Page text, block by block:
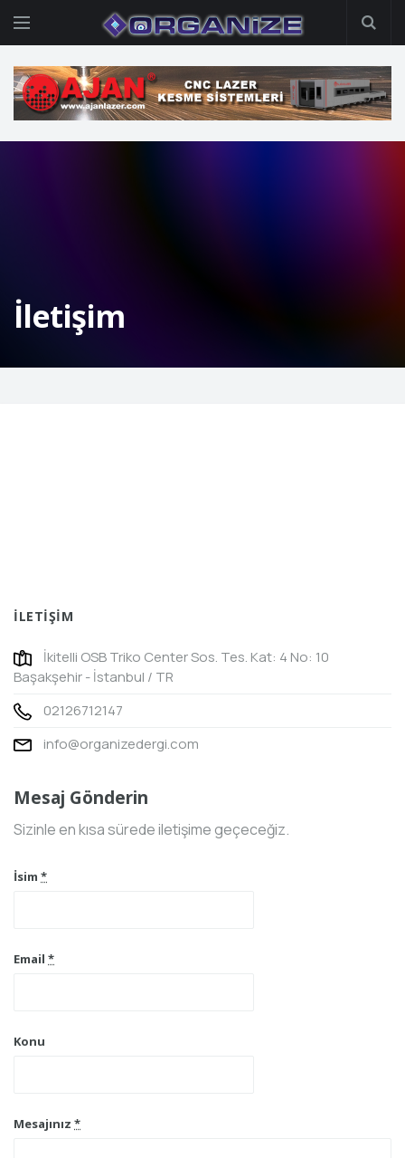
İletişim
İLETİŞİM
İkitelli OSB Triko Center Sos. Tes. Kat: 4 No: 10
Başakşehir - İstanbul / TR
02126712147
info@organizedergi.com
Mesaj Gönderin
Sizinle en kısa sürede iletişime geçeceğiz.
İsim *
Email *
Konu
Mesajınız *